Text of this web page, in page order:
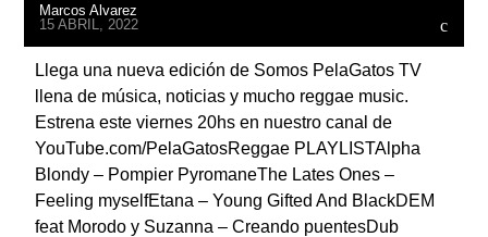
Marcos Alvarez
15 ABRIL, 2022
Llega una nueva edición de Somos PelaGatos TV
llena de música, noticias y mucho reggae music.
Estrena este viernes 20hs en nuestro canal de
YouTube.com/PelaGatosReggae PLAYLISTAlpha
Blondy – Pompier PyromaneThe Lates Ones –
Feeling myselfEtana – Young Gifted And BlackDEM
feat Morodo y Suzanna – Creando puentesDub